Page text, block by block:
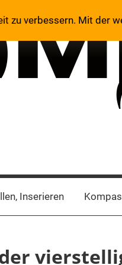
Inserieren
zu verbessern. Mit der